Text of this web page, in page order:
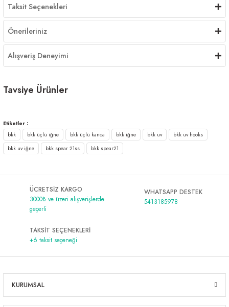
Taksit Seçenekleri
Önerileriniz
Alışveriş Deneyimi
Tavsiye Ürünler
275,00 ₺
Etiketler :
bkk
bkk üçlü iğne bkk üçlü kanca bkk iğne bkk uv
bkk uv hooks
bkk uv iğne
bkk spear 21ss bkk spear21
ÜCRETSİZ KARGO
3000₺ ve üzeri alışverişlerde
geçerli
WHATSAPP DESTEK
5413185978
TAKSİT SEÇENEKLERİ
+6 taksit seçeneği
KURUMSAL